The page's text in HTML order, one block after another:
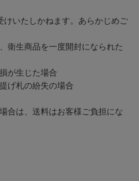
けいたしかねます。あらかじめご
生商品を一度開封になられた
が生じた場合
げ札の紛失の場合
は、送料はお客様ご負担にな